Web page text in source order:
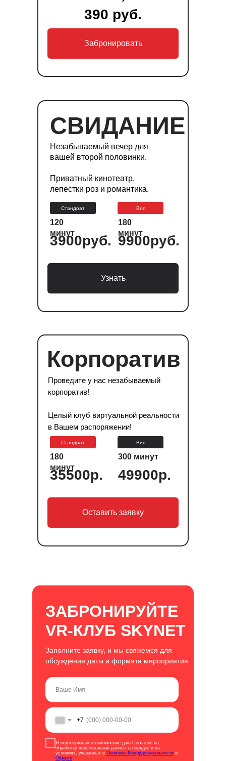
СВИДАНИЕ
Стандрат Вип
120
минут
3900руб.
180
минут
9900руб.
Узнать
Незабываемый вечер для
вашей второй половинки.
Приватный кинотеатр,
лепестки роз и романтика.
Корпоратив
Стандрат Вип
180
минут
35500р.
300 минут
49900р.
Оставить заявку
Проведите у нас незабываемый
корпоратив!
Целый клуб виртуальной реальности
в Вашем распоряжении!
Забронировать
390 руб.
ЗАБРОНИРУЙТЕ
VR-КЛУБ SKYNET
Заполните заявку, и мы свяжемся для
обсуждения даты и формата мероприятия
+7
Я подтверждаю ознакомление даю Согласие на
обработку персональных данных в порядке и на
условиях, указанных в Политике Конфиденциальности и
Оферте